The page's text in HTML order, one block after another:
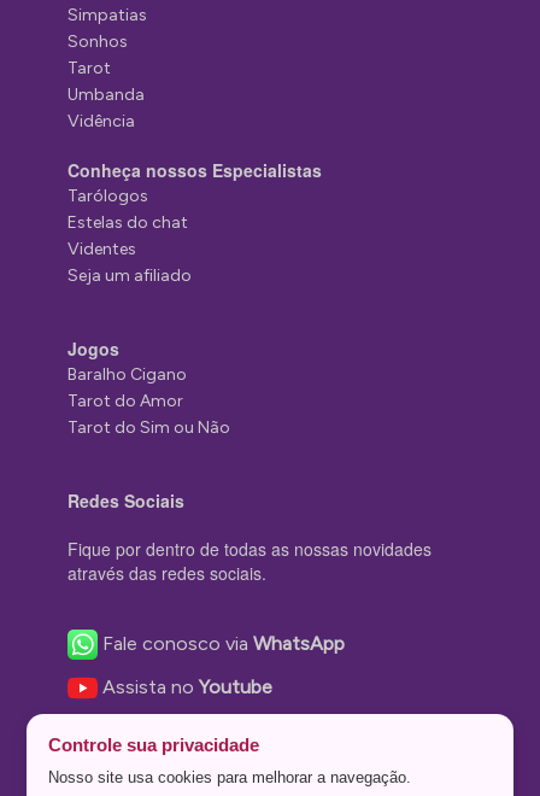
Simpatias
Sonhos
Tarot
Umbanda
Vidência
Conheça nossos Especialistas
Tarólogos
Estelas do chat
Videntes
Seja um afiliado
Jogos
Baralho Cigano
Tarot do Amor
Tarot do Sim ou Não
Redes Sociais
Fique por dentro de todas as nossas novidades
através das redes sociais.
Fale conosco viaWhatsApp
Assista noYoutube
Nos siga no Instagram
Controle sua privacidade
Nosso site usa cookies para melhorar a navegação.